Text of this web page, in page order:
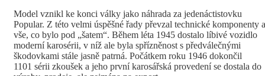
Model vznikl ke konci války jako náhrada za jedenáctistovku
Popular. Z této velmi úspěšné řady převzal technické komponenty a
vše, co bylo pod „šatem“. Během léta 1945 dostalo líbivé vozidlo
moderní karosérii, v níž ale byla spřízněnost s předválečnými
škodovkami stále jasně patrná. Počátkem roku 1946 dokončil
1101 sérii zkoušek a jeho první karosářská provedení se dostala do